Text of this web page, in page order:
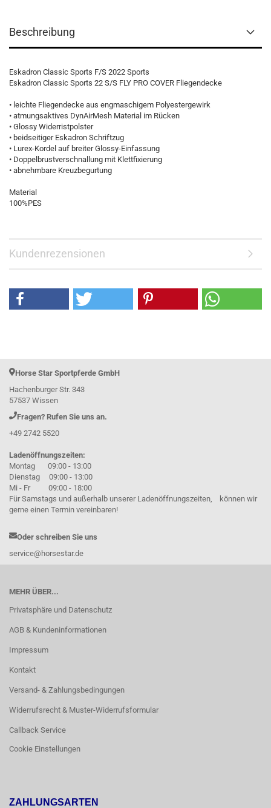
Beschreibung
Eskadron Classic Sports F/S 2022 Sports
Eskadron Classic Sports 22 S/S FLY PRO COVER Fliegendecke
• leichte Fliegendecke aus engmaschigem Polyestergewirk
• atmungsaktives DynAirMesh Material im Rücken
• Glossy Widerristpolster
• beidseitiger Eskadron Schriftzug
• Lurex-Kordel auf breiter Glossy-Einfassung
• Doppelbrustverschnallung mit Klettfixierung
• abnehmbare Kreuzbegurtung
Material
100%PES
Kundenrezensionen
Horse Star Sportpferde GmbH
Hachenburger Str. 343
57537 Wissen
Fragen? Rufen Sie uns an.
+49 2742 5520
Ladenöffnungszeiten:
Montag 09:00 - 13:00
Dienstag 09:00 - 13:00
Mi - Fr 09:00 - 18:00
Für Samstags und außerhalb unserer Ladenöffnungszeiten, können wir
gerne einen Termin vereinbaren!
Oder schreiben Sie uns
service@horsestar.de
MEHR ÜBER...
Privatsphäre und Datenschutz
AGB & Kundeninformationen
Impressum
Kontakt
Versand- & Zahlungsbedingungen
Widerrufsrecht & Muster-Widerrufsformular
Callback Service
Cookie Einstellungen
ZAHLUNGSARTEN